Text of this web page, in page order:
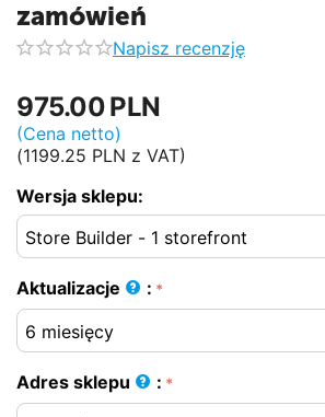
zamówień
Napisz recenzję
975.00PLN
(Cena netto)
(1199.25 PLN z VAT)
Wersja sklepu:
Aktualizacje :
Adres sklepu :